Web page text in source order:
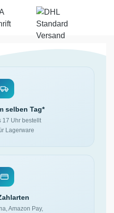
selben Tag*
17 Uhr bestellt
Lagerware
Amazon Pay,